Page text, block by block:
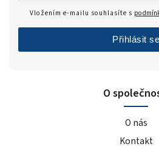
O
O nás
Kontakt
Vložením e-mailu souhlasíte s
Přihlásit se